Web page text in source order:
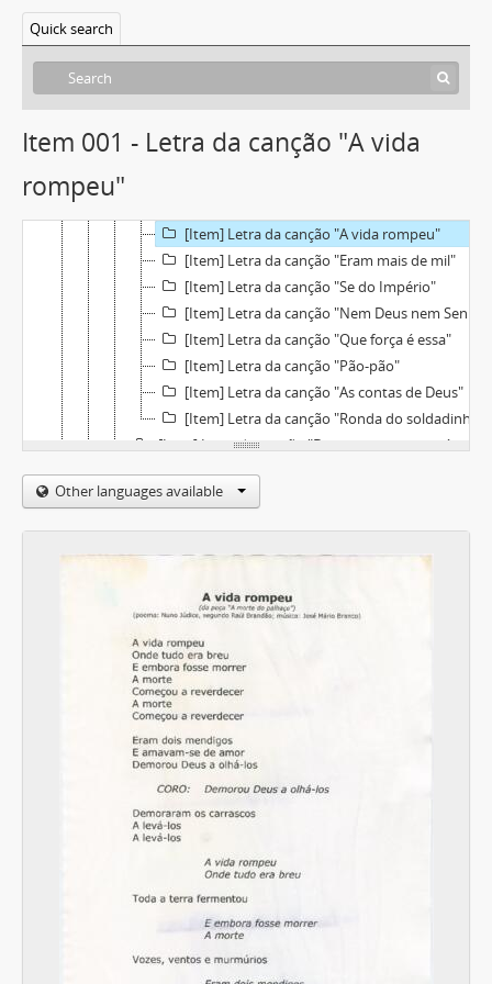
Quick search
Item 001 - Letra da canção "A vida
rompeu"
[Item] Letra da canção "Queixa das almas jovens censuradas"
[Item] Letra da canção "Emigrantes da quarta dimensão"
[Item] Letra da canção "Amor gigante"
[Item] Letra da canção "Do que um homem é capaz"
[Item] Letra da canção "A vida rompeu"
[Item] Letra da canção "Eram mais de mil"
[Item] Letra da canção "Se do Império"
[Item] Letra da canção "Nem Deus nem Senhor"
[Item] Letra da canção "Que força é essa"
[Item] Letra da canção "Pão-pão"
[Item] Letra da canção "As contas de Deus"
[Item] Letra da canção "Ronda do soldadinho"
[Item] Letra da canção "Do que um homem é capaz"
[Item] Letra da canção "Inquietação"
[Item] Letra da canção "O papão do anão"
[Item] Medley 2004
[Item] 16b. Nem Deus nem Senhor (2ª parte) (cordas 2)
[Item] Alinhamentos + contactos
[Item] Cifras da canção "Uma vez que já tudo se perdeu"
[Item] Letra da canção "Eu vim de longe, eu vou p'ra longe"
[Item] Letra da canção "Inquietação"
[Item] Excerto da letra da canção "Eu vim de longe, eu vou p'ra longe"
[Item] Letra da canção "Eu vim de longe, eu vou p'ra longe"
[Item] Letra da canção "Inquietação"
[Item] Letra da canção "Do que um homem é capaz"
[Item] Letra da canção "Quadras presas"
[Item] Letra da canção "Cantiga de trabalho"
[Item] Letra da canção "Fim de festa"
[Item] Letra da canção "Ser solidário"
[Item] Letra da canção "Ir e vir"
Other languages available